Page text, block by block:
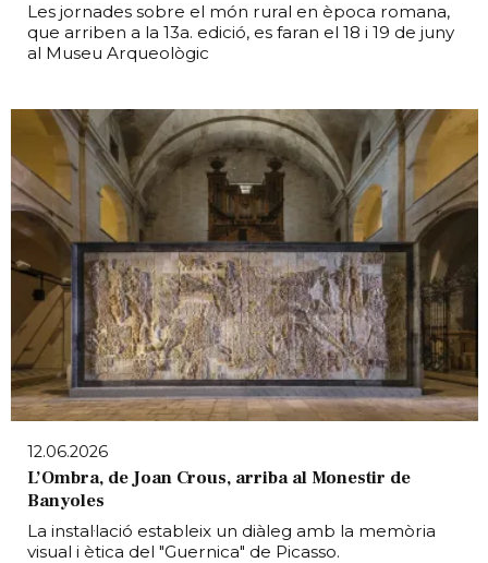
Les jornades sobre el món rural en època romana,
que arriben a la 13a. edició, es faran el 18 i 19 de juny
al Museu Arqueològic
12.06.2026
L’Ombra, de Joan Crous, arriba al Monestir de
Banyoles
La instal·lació estableix un diàleg amb la memòria
visual i ètica del "Guernica" de Picasso.